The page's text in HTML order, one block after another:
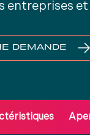
entreprises
DEMANDE